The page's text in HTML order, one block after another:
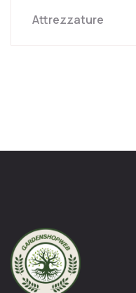
Attrezzature